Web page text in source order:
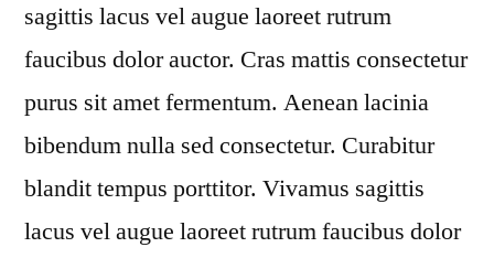
sagittis lacus vel augue laoreet rutrum
faucibus dolor auctor. Cras mattis consectetur
purus sit amet fermentum. Aenean lacinia
bibendum nulla sed consectetur. Curabitur
blandit tempus porttitor. Vivamus sagittis
lacus vel augue laoreet rutrum faucibus dolor